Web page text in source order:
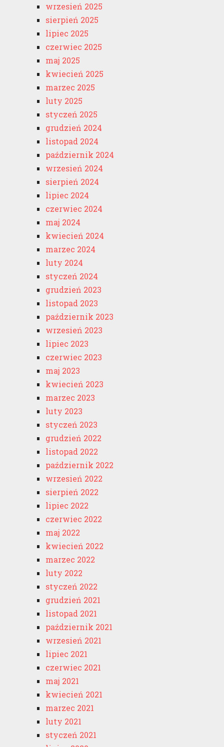
wrzesień 2025
sierpień 2025
lipiec 2025
czerwiec 2025
maj 2025
kwiecień 2025
marzec 2025
luty 2025
styczeń 2025
grudzień 2024
listopad 2024
październik 2024
wrzesień 2024
sierpień 2024
lipiec 2024
czerwiec 2024
maj 2024
kwiecień 2024
marzec 2024
luty 2024
styczeń 2024
grudzień 2023
listopad 2023
październik 2023
wrzesień 2023
lipiec 2023
czerwiec 2023
maj 2023
kwiecień 2023
marzec 2023
luty 2023
styczeń 2023
grudzień 2022
listopad 2022
październik 2022
wrzesień 2022
sierpień 2022
lipiec 2022
czerwiec 2022
maj 2022
kwiecień 2022
marzec 2022
luty 2022
styczeń 2022
grudzień 2021
listopad 2021
październik 2021
wrzesień 2021
lipiec 2021
czerwiec 2021
maj 2021
kwiecień 2021
marzec 2021
luty 2021
styczeń 2021